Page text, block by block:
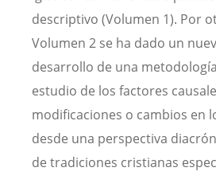
descriptivo (Volumen 1). Por
Volumen 2 se ha dado un
desarrollo de una
estudio de los factores
modificaciones o cambios en
desde una perspectiva
de tradiciones cristianas